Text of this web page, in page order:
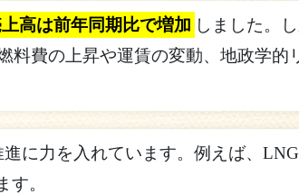
高は前年同期比で増加 しました。
料費の上昇や運賃の変動、地政学的
に力を入れています。例えば、
。